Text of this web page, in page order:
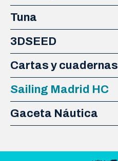
Tuna
3DSEED
Cartas y cuadernas
Sailing Madrid HC
Gaceta Náutica